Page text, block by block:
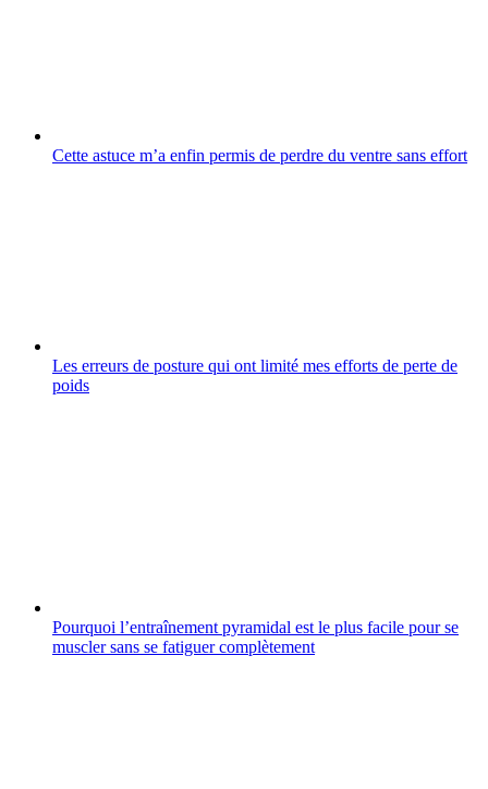
Cette astuce m’a enfin permis de perdre du ventre sans effort
Les erreurs de posture qui ont limité mes efforts de perte de
poids
Pourquoi l’entraînement pyramidal est le plus facile pour se
muscler sans se fatiguer complètement